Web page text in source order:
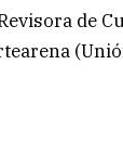
de